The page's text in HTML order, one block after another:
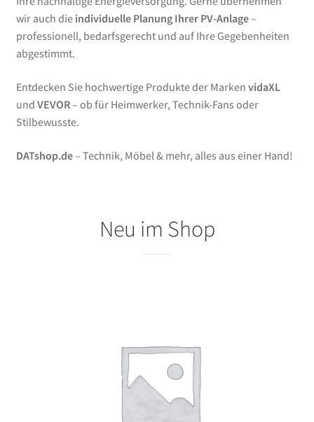
wir auch die individuelle Planung Ihrer PV-Anlage–
professionell, bedarfsgerecht und auf Ihre Gegebenheiten
abgestimmt.
Entdecken Sie hochwertige Produkte der Marken vidaXL
und VEVOR– ob für Heimwerker, Technik-Fans oder
Stilbewusste.
DATshop.de– Technik, Möbel & mehr, alles aus einer Hand!
Neu im Shop